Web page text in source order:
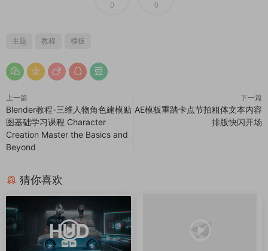
0 0
主题 教程 模板
上一篇
Blender教程-三维人物角色建模贴
图基础学习课程 Character
Creation Master the Basics and
Beyond
下一篇
AE模板重踏卡点节拍粗体文本内容
排版快闪开场
猜你喜欢